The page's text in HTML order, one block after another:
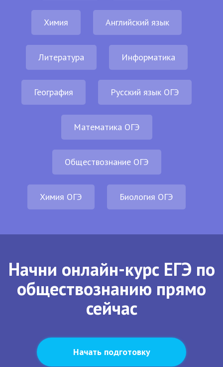
Химия Английский язык
Литература Информатика
География Русский язык ОГЭ
Математика ОГЭ
Обществознание ОГЭ
Химия ОГЭ Биология ОГЭ
Начни онлайн-курс ЕГЭ по
обществознанию прямо
сейчас
Начать подготовку